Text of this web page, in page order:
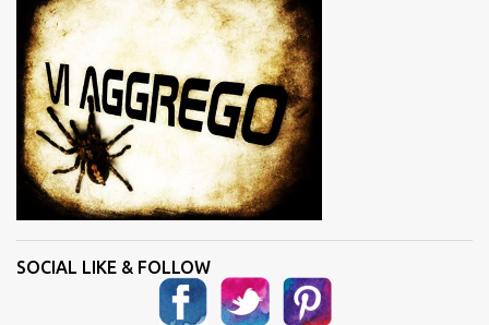
SOCIAL LIKE & FOLLOW